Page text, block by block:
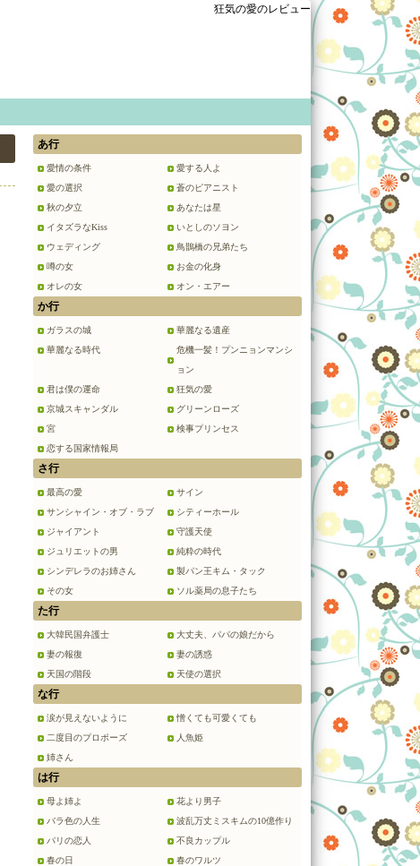
狂気の愛のレビュー
あ行
愛情の条件
愛する人よ
愛の選択
蒼のピアニスト
秋の夕立
あなたは星
イタズラなKiss
いとしのソヨン
ウェディング
鳥鵲橋の兄弟たち
噂の女
お金の化身
オレの女
オン・エアー
か行
ガラスの城
華麗なる遺産
華麗なる時代
危機一髪！プンニョンマンシ
ョン
君は僕の運命
狂気の愛
京城スキャンダル
グリーンローズ
宮
検事プリンセス
恋する国家情報局
さ行
最高の愛
サイン
サンシャイン・オブ・ラブ
シティーホール
ジャイアント
守護天使
ジュリエットの男
純粋の時代
シンデレラのお姉さん
製パン王キム・タック
その女
ソル薬局の息子たち
た行
大韓民国弁護士
大丈夫、パパの娘だから
妻の報復
妻の誘惑
天国の階段
天使の選択
な行
涙が見えないように
憎くても可愛くても
二度目のプロポーズ
人魚姫
姉さん
は行
母よ姉よ
花より男子
バラ色の人生
波乱万丈ミスキムの10億作り
パリの恋人
不良カップル
春の日
春のワルツ